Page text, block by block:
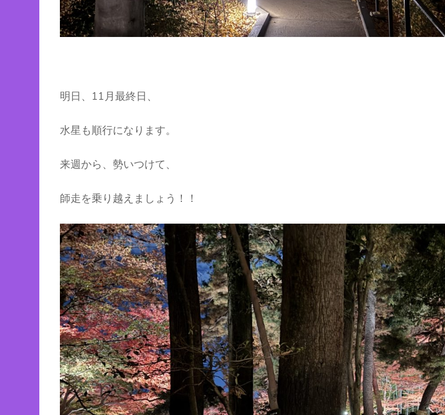
明日、11月最終日、
水星も順行になります。
来週から、勢いつけて、
師走を乗り越えましょう！！